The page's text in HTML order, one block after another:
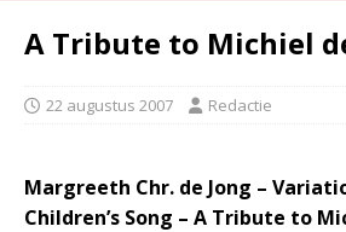
A Tribute to Michiel
22 augustus 2007 Redactie
Margreeth Chr. de Jong –
Children’s Song – A Tribute to